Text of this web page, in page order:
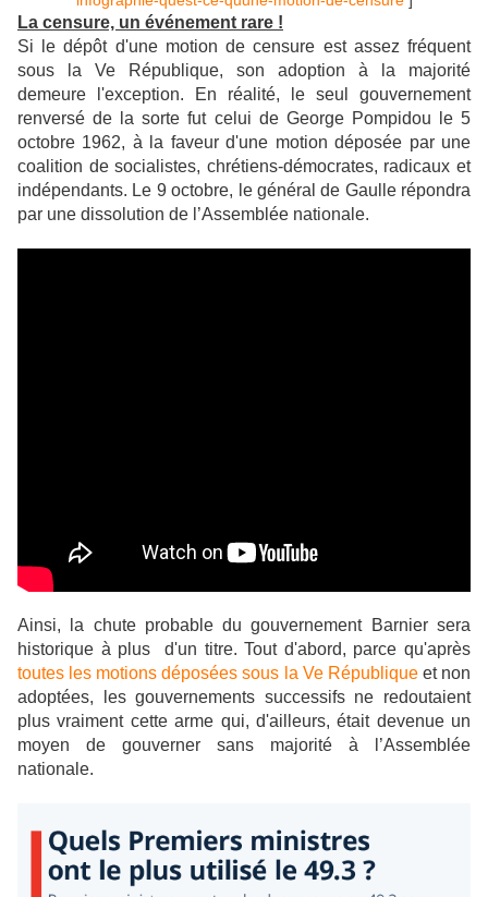
La censure, un événement rare !
Si le dépôt d'une motion de censure est assez fréquent
sous la Ve République, son adoption à la majorité
demeure l'exception. En réalité, le seul gouvernement
renversé de la sorte fut celui de George Pompidou le 5
octobre 1962, à la faveur d'une motion déposée par une
coalition de socialistes, chrétiens-démocrates, radicaux et
indépendants. Le 9 octobre, le général de Gaulle répondra
par une dissolution de l’Assemblée nationale.
Ainsi, la chute probable du gouvernement Barnier sera
historique à plus d'un titre. Tout d'abord, parce qu'après
toutes les motions déposées sous la Ve Républiqueet non
adoptées, les gouvernements successifs ne redoutaient
plus vraiment cette arme qui, d'ailleurs, était devenue un
moyen de gouverner sans majorité à l’Assemblée
nationale.